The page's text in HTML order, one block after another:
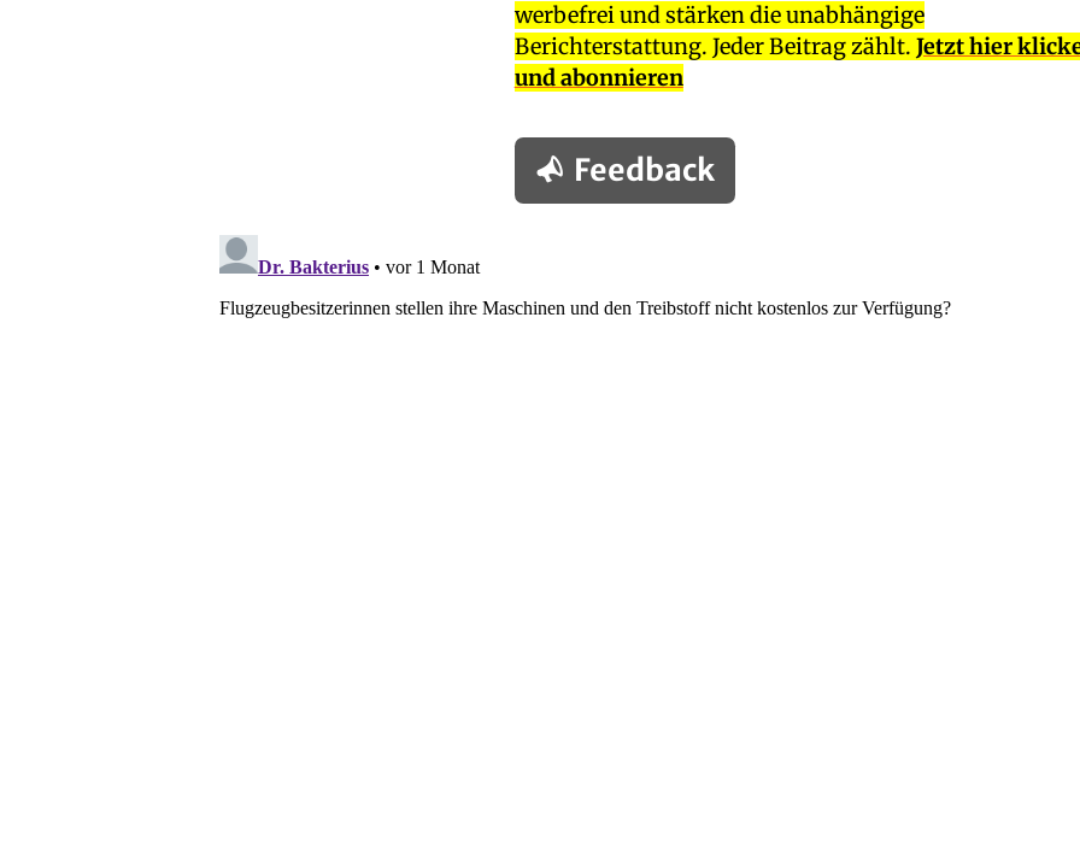
werbefrei und stärken die unabhängige
Berichterstattung. Jeder Beitrag zählt. Jetzt hier
und abonnieren
Feedback